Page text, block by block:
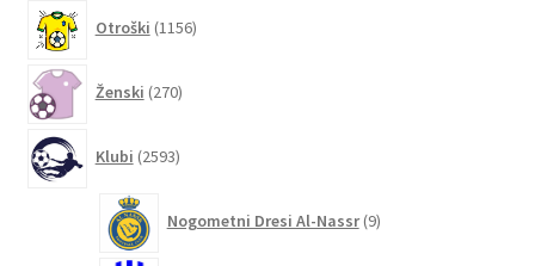
Otroški 1156izdelkov
Ženski 270izdelkov
Klubi 2593izdelkov
Nogometni Dresi Al-Nassr 9izdelkov